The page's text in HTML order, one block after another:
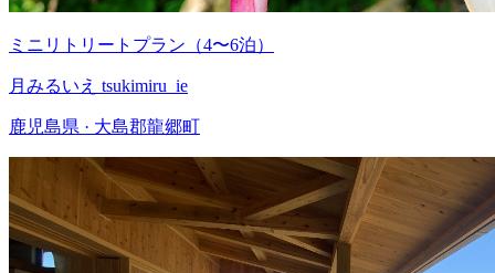
ミニリトリートプラン（4〜6泊）
月みるいえ tsukimiru_ie
鹿児島県 · 大島郡龍郷町